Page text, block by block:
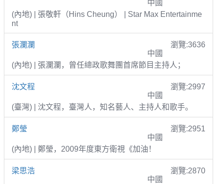
中國
(內地) | 張敬軒（Hins Cheung） | Star Max Entertainme
nt
張瀾瀾
瀏覽:3636
中國
(內地) | 張瀾瀾，曾任總政歌舞團首席節目主持人；
沈文程
瀏覽:2997
中國
(臺灣) | 沈文程，臺灣人，知名藝人、主持人和歌手。
鄭瑩
瀏覽:2951
中國
(內地) | 鄭瑩，2009年度東方衛視《加油！
梁思浩
瀏覽:2870
中國